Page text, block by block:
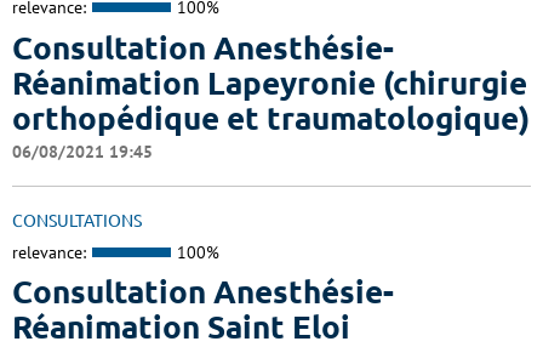
relevance: 100%
Consultation Anesthésie-
Réanimation Lapeyronie (chirurgie
orthopédique et traumatologique)
06/08/2021 19:45
CONSULTATIONS
relevance: 100%
Consultation Anesthésie-
Réanimation Saint Eloi